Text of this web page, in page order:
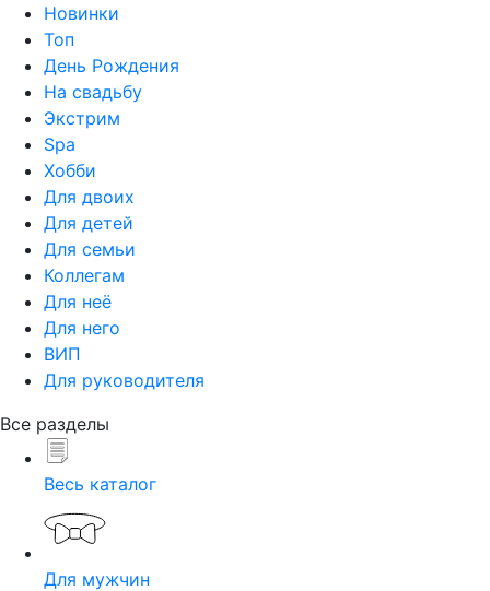
Новинки
Топ
День Рождения
На свадьбу
Экстрим
Spa
Хобби
Для двоих
Для детей
Для семьи
Коллегам
Для неё
Для него
ВИП
Для руководителя
Все разделы
Весь каталог
Для мужчин